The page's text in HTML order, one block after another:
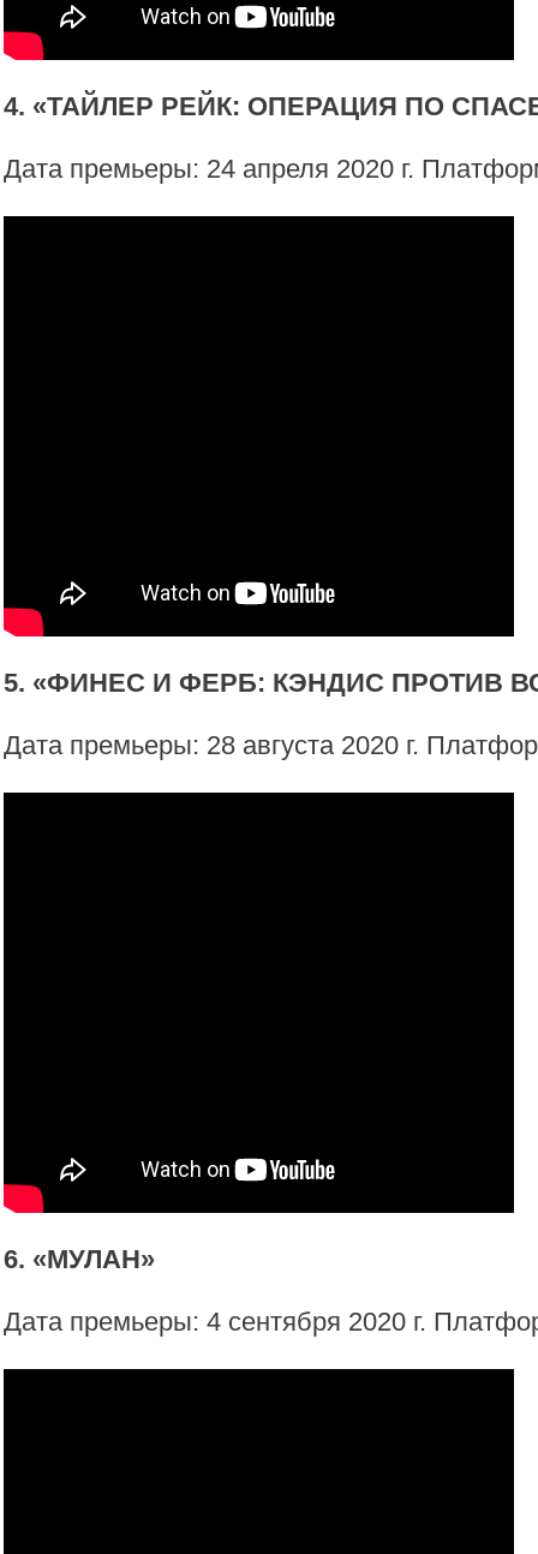
4. «ТАЙЛЕР РЕЙК: ОПЕРАЦИЯ ПО
Дата премьеры: 24 апреля 2020 г.
5. «ФИНЕС И ФЕРБ: КЭНДИС ПРОТИВ
Дата премьеры: 28 августа 2020 г.
6. «МУЛАН»
Дата премьеры: 4 сентября 2020 г.